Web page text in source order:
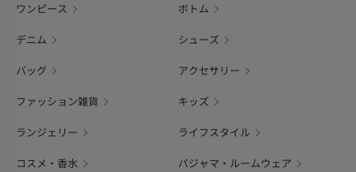
ワンピース ボトム
デニム シューズ
バッグ アクセサリー
ファッション雑貨 キッズ
ランジェリー ライフスタイル
コスメ・香水 パジャマ・ルームウェア